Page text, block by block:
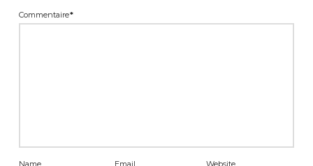
Commentaire*
Name Email Website